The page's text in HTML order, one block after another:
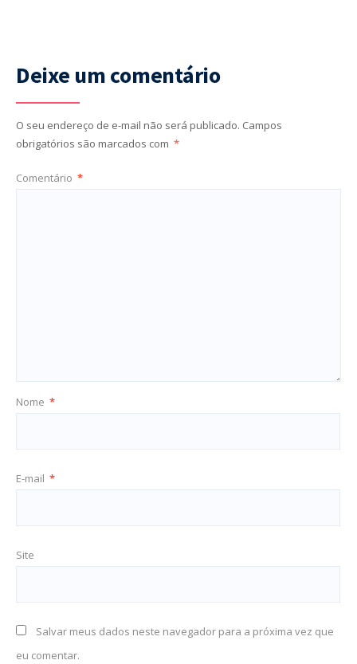
Deixe um comentário
O seu endereço de e-mail não será publicado. Campos
obrigatórios são marcados com *
Comentário *
Nome *
E-mail *
Site
Salvar meus dados neste navegador para a próxima vez que
eu comentar.